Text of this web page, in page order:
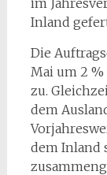
im
Inland
Die
Mai um 2
zu.
dem
dem Inland